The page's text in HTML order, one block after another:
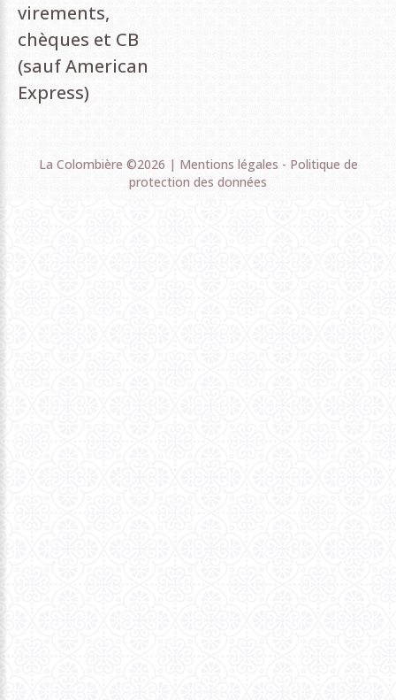
virements,
chèques et CB
(sauf American
Express)
La Colombière ©2026 Mentions légales - Politique de
protection des données